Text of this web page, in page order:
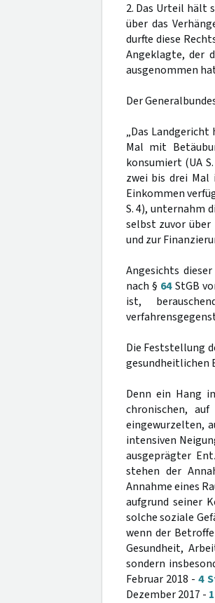
2. Das Urteil hält
über das
durfte diese
Angeklagte, der
ausgenommen
Der
„Das
Mal mit
konsumiert (UA
zwei bis drei Mal
Einkommen
S. 4), unternahm
selbst zuvor über
und zur
Angesichts
nach § 64StGB
ist,
Die Feststellung
gesundheitlichen
Denn ein Hang
chronischen,
eingewurzelten,
intensiven
ausgeprägter
stehen der
Annahme eines
aufgrund seiner
solche soziale
wenn der
Gesundheit,
sondern
Februar 2018 -4
Dezember 2017 -